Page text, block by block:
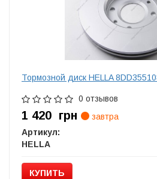
Тормозной диск HELLA
0 отзывов
1 420 грн
завтра
Артикул:
HELLA
КУПИТЬ